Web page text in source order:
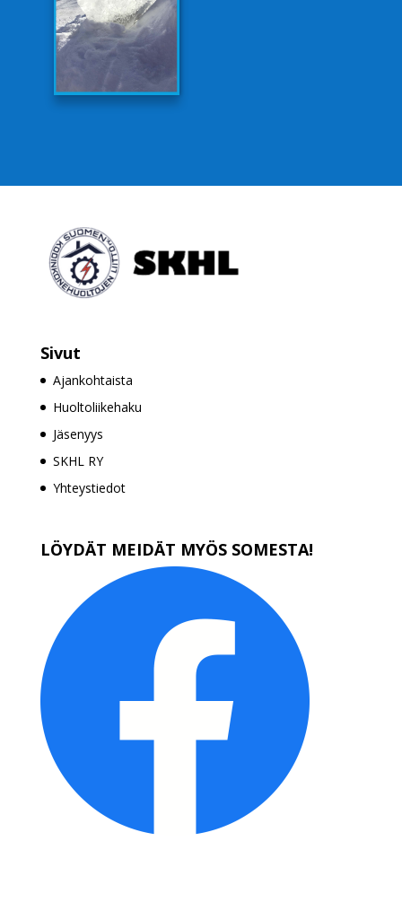
Sivut
Ajankohtaista
Huoltoliikehaku
Jäsenyys
SKHL RY
Yhteystiedot
LÖYDÄT MEIDÄT MYÖS SOMESTA!